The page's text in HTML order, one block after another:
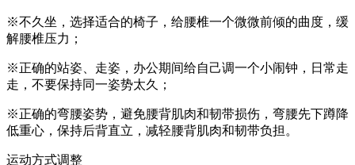
※不久坐，选择适合的椅子，给腰椎一个微微前倾的曲度，缓
解腰椎压力；
※正确的站姿、走姿，办公期间给自己调一个小闹钟，日常走
走，不要保持同一姿势太久；
※正确的弯腰姿势，避免腰背肌肉和韧带损伤，弯腰先下蹲降
低重心，保持后背直立，减轻腰背肌肉和韧带负担。
运动方式调整